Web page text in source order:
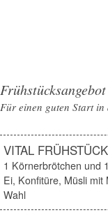
Frühstücksangebot
Für einen guten Start in
VITAL FRÜHSTÜCK
1 Körnerbrötchen und
Ei, Konfitüre, Müsli mit
Wahl